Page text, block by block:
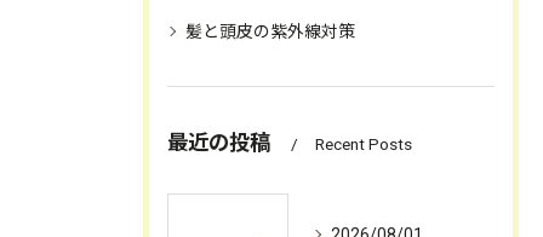
髪と頭皮の紫外線対策
最近の投稿 Recent Posts